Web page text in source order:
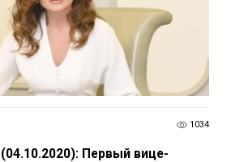
1034
Первый вице-